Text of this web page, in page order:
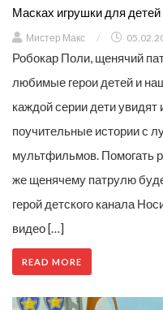
Масках игрушки для детей
Мистер Макс /
Робокар Поли, щенячий
любимые герои детей и
каждой серии дети
поучительные истории с
мультфильмов. Помогать
же щенячему патрулю
герой детского канала
видео […]
READ MORE